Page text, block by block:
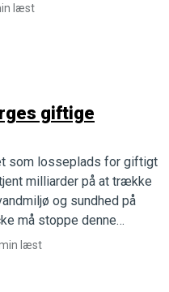
læst
giftige
som losseplads for giftigt
milliarder på at trække
og sundhed på
må stoppe denne
læst